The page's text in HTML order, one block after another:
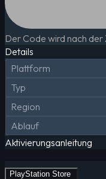
Der Code wird nach der
Details
Plattform
Typ
Region
Ablauf
Aktivierungsanleitung
PlayStation Store